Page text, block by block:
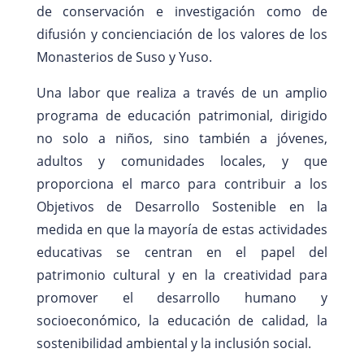
de conservación e investigación como de
difusión y concienciación de los valores de los
Monasterios de Suso y Yuso.
Una labor que realiza a través de un amplio
programa de educación patrimonial, dirigido
no solo a niños, sino también a jóvenes,
adultos y comunidades locales, y que
proporciona el marco para contribuir a los
Objetivos de Desarrollo Sostenible en la
medida en que la mayoría de estas actividades
educativas se centran en el papel del
patrimonio cultural y en la creatividad para
promover el desarrollo humano y
socioeconómico, la educación de calidad, la
sostenibilidad ambiental y la inclusión social.